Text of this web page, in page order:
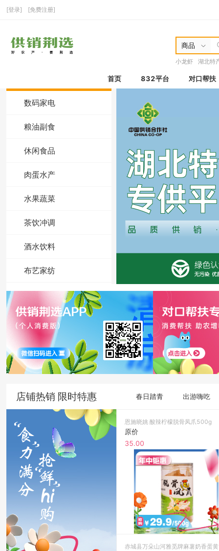
[登录] [免费注册]
商品
小龙虾 湖北特
首页 832平台 对口帮扶
数码家电
粮油副食
休闲食品
肉蛋水产
水果蔬菜
茶饮冲调
酒水饮料
布艺家纺
洗护用品
家庭清洁
套餐组合
非物质文化遗产
店铺热销 限时特惠 春日踏青 出游嗨吃
恩施晓姚 酸辣柠檬脱骨凤爪500g
原价
35.00